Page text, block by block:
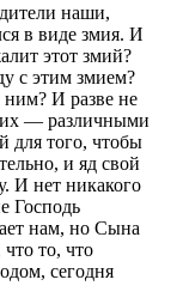
наши,
в виде змия. И
этот змий?
с этим змием?
ним? И разве не
— различными
для того, чтобы
и яд свой
И нет никакого
Господь
нам, но Сына
то, что
сегодня